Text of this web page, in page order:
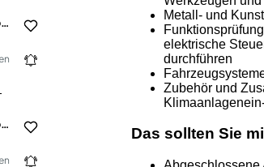
KFZ-Karosserie- und Fahrzeugbaumechaniker/in (m/w/d) Mercedes-Benz
KFZ-Karosserie- und Fahrzeugbaumechaniker/in (m/w/d) Mercedes-Benz